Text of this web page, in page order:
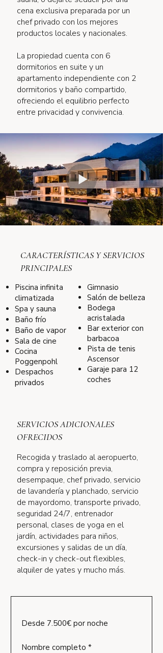
cena exclusiva preparada por un
chef privado con los mejores
productos locales y nacionales.
La propiedad cuenta con 6
dormitorios en suite y un
apartamento independiente con 2
dormitorios y baño compartido,
ofreciendo el equilibrio perfecto
entre privacidad y convivencia.
CARACTERÍSTICAS Y SERVICIOS
PRINCIPALES
Piscina infinita
climatizada
Spa y sauna
Baño frío
Baño de vapor
Sala de cine
Cocina
Poggenpohl
Despachos
privados
Gimnasio
Salón de belleza
Bodega
acristalada
Bar exterior con
barbacoa
Pista de tenis
Ascensor
Garaje para 12
coches
SERVICIOS ADICIONALES
OFRECIDOS
Recogida y traslado al aeropuerto,
compra y reposición previa,
desempaque, chef privado, servicio
de lavandería y planchado, servicio
de mayordomo, transporte privado,
seguridad 24/7, entrenador
personal, clases de yoga en el
jardín, actividades para niños,
excursiones y salidas de un día,
check-in y check-out flexibles,
alquiler de yates y mucho más.
Desde 7.500€ por noche
Nombre completo *